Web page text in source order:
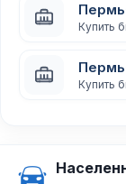
Купить
Купить